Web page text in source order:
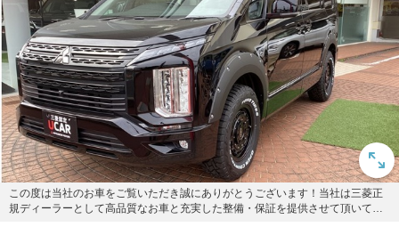
この度は当社のお車をご覧いただき誠にありがとうございます！当社は三菱正
規ディーラーとして高品質なお車と充実した整備・保証を提供させて頂いてお